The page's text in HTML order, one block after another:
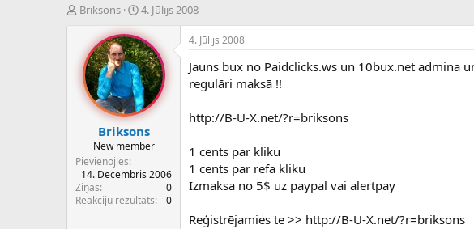
P
e
d
e
z
s
ā
c
Briksons
S
k
u
m
a
d
a
u
m
s
4. Jūlijs 2008
Briksons
New member
Pievienojies
14. Decembris 2006
Ziņas
0
Reakciju rezultāts
0
4. Jūlijs 2008
Jauns bux no Paidclicks.ws un 10bux.net admina
regulāri maksā !!
http://B-U-X.net/?r=briksons
1 cents par kliku
1 cents par refa kliku
Izmaksa no 5$ uz paypal vai alertpay
Reģistrējamies te >> http://B-U-X.net/?r=briksons